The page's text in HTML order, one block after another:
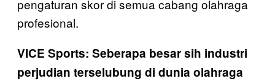
pengaturan skor di semua cabang olahraga
profesional.
VICE Sports: Seberapa besar sih industri
perjudian terselubung di dunia olahraga